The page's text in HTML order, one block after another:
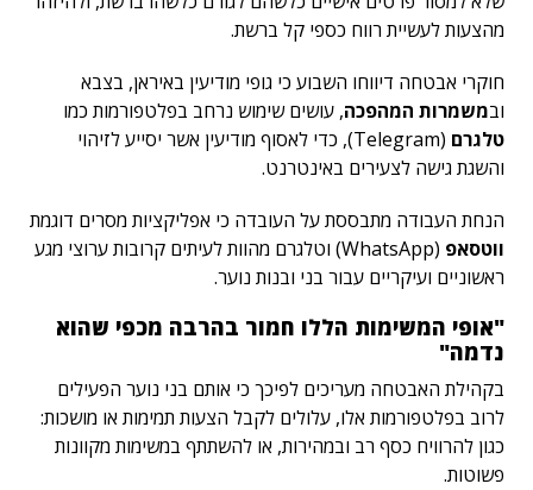
מהצעות לעשיית רווח כספי קל ברשת.
חוקרי אבטחה דיווחו השבוע כי גופי מודיעין באיראן, בצבא
ובמשמרות המהפכה, עושים שימוש נרחב בפלטפורמות כמו
טלגרם
(Telegram), כדי לאסוף מודיעין אשר יסייע לזיהוי
והשגת גישה לצעירים באינטרנט.
הנחת העבודה מתבססת על העובדה כי אפליקציות מסרים דוגמת
ווטסאפ
(WhatsApp) וטלגרם מהוות לעיתים קרובות ערוצי מגע
ראשוניים ועיקריים עבור בני ובנות נוער.
"אופי המשימות הללו חמור בהרבה מכפי שהוא
נדמה"
בקהילת האבטחה מעריכים לפיכך כי אותם בני נוער הפעילים
לרוב בפלטפורמות אלו, עלולים לקבל הצעות תמימות או מושכות:
כגון להרוויח כסף רב ובמהירות, או להשתתף במשימות מקוונות
פשוטות.